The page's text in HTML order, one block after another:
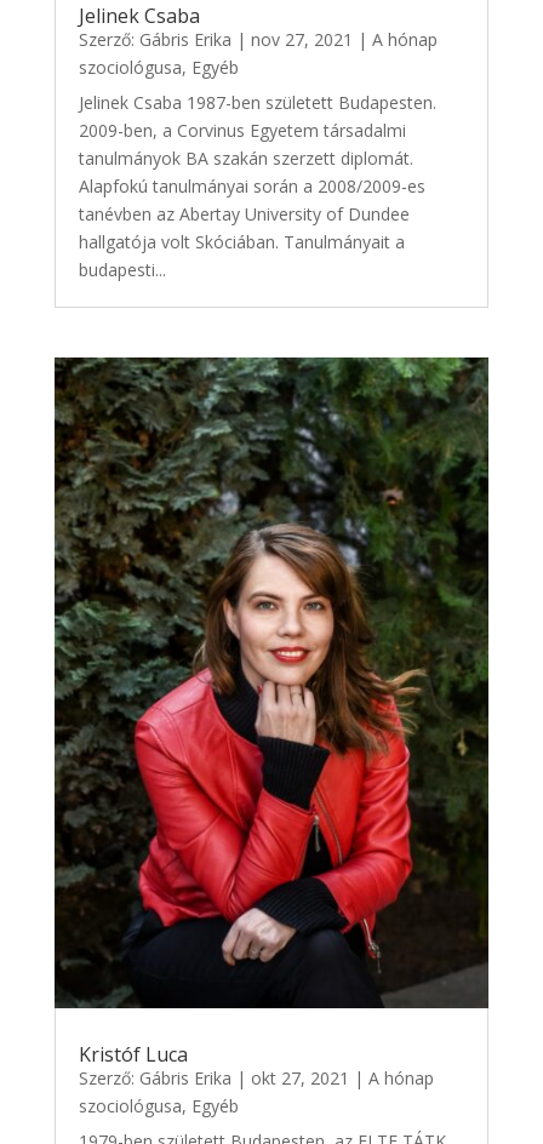
Jelinek Csaba
Szerző: Gábris Erika | nov 27, 2021 | A hónap
szociológusa, Egyéb
Jelinek Csaba 1987-ben született Budapesten.
2009-ben, a Corvinus Egyetem társadalmi
tanulmányok BA szakán szerzett diplomát.
Alapfokú tanulmányai során a 2008/2009-es
tanévben az Abertay University of Dundee
hallgatója volt Skóciában. Tanulmányait a
budapesti...
Kristóf Luca
Szerző: Gábris Erika | okt 27, 2021 | A hónap
szociológusa, Egyéb